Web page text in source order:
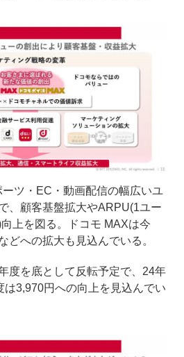
ーツ・EC・動画配信の幅広いユ
、顧客基盤拡大やARPU(1ユー
上を図る。ドコモ MAXは今
どへの拡大も見込んでいる。
度を底として反転予定で、24年
は3,970円への向上を見込んでい